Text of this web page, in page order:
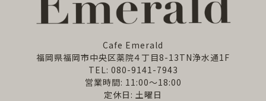
Cafe Emerald
福岡県福岡市中央区薬院４丁目8-13TN浄水通1F
TEL: 080-9141-7943
営業時間: 11:00～18:00
定休日: 土曜日